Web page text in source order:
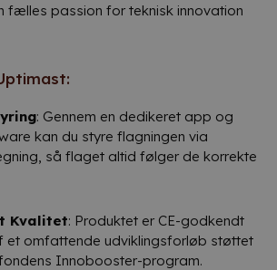
fælles passion for teknisk innovation
: Gennem en dedikeret app og
kan du styre flagningen via
så flaget altid følger de korrekte
Kvalitet: Produktet er CE-godkendt
et omfattende udviklingsforløb støttet
Innobooster-program.